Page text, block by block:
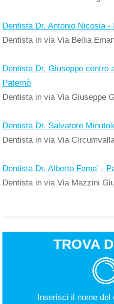
Dentista Dr. Antonio Nicosia -
Dentista in via Via Bellia
Dentista Dr. Giuseppe centro
Paternò
Dentista in via Via Giuseppe
Dentista Dr. Salvatore
Dentista in via Via
Dentista Dr. Alberto Fama’ -
Dentista in via Via Mazzini
TROVA
Inserisci il nome del